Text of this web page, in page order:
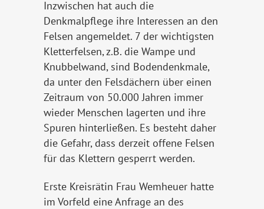
Inzwischen hat auch die
Denkmalpflege ihre Interessen an den
Felsen angemeldet. 7 der wichtigsten
Kletterfelsen, z.B. die Wampe und
Knubbelwand, sind Bodendenkmale,
da unter den Felsdächern über einen
Zeitraum von 50.000 Jahren immer
wieder Menschen lagerten und ihre
Spuren hinterließen. Es besteht daher
die Gefahr, dass derzeit offene Felsen
für das Klettern gesperrt werden.
Erste Kreisrätin Frau Wemheuer hatte
im Vorfeld eine Anfrage an des